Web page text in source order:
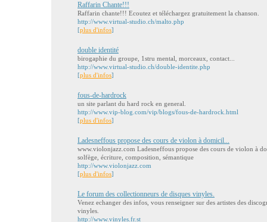
Raffarin Chante!!!
Raffarin chante!!! Ecoutez et téléchargez gratuitement la chanson.
http://www.virtual-studio.ch/malto.php
[plus d'infos]
double identité
birogaphie du groupe, 1stru mental, morceaux, contact...
http://www.virtual-studio.ch/double-identite.php
[plus d'infos]
fous-de-hardrock
un site parlant du hard rock en general.
http://www.vip-blog.com/vip/blogs/fous-de-hardrock.html
[plus d'infos]
Ladesneffous propose des cours de violon à domicil...
www.violonjazz.com Ladesneffous propose des cours de violon à
solfège, écriture, composition, sémantique
http://www.violonjazz.com
[plus d'infos]
Le forum des collectionneurs de disques vinyles.
Venez echanger des infos, vous renseigner sur des artistes des
vinyles.
http://www.vinyles.fr.st